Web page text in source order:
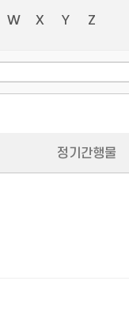
W X Y Z
정기간행물